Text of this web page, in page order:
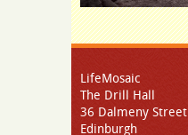
LifeMosaic
The Drill Hall
36 Dalmeny Street
Edinburgh